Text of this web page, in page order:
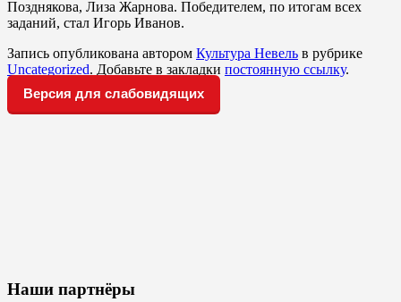
Позднякова, Лиза Жарнова. Победителем, по итогам всех
заданий, стал Игорь Иванов.
Запись опубликована автором Культура Невель в рубрике
Uncategorized. Добавьте в закладки постоянную ссылку.
Версия для слабовидящих
Наши партнёры